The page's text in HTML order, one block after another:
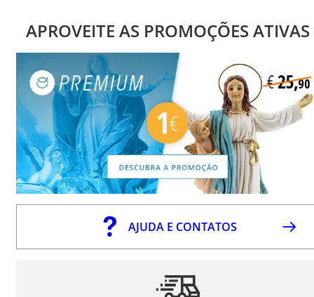
APROVEITE AS PROMOÇÕES ATIVAS
AJUDA E CONTATOS